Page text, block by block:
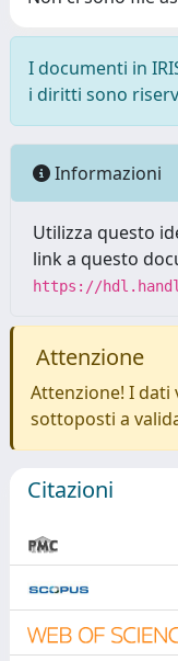
I documenti in
i diritti sono
Informazioni
Utilizza questo
link a questo
https://
Attenzione
Attenzione! I dati
sottoposti a
Citazioni